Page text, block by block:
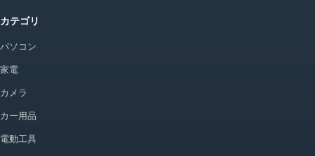
カテゴリ
パソコン
家電
カメラ
カー用品
電動工具